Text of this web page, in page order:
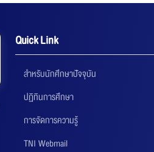
Quick Link
สำหรับนักศึกษาปัจจุบัน
ปฏิทินการศึกษา
การจัดการความรู้
TNI Webmail